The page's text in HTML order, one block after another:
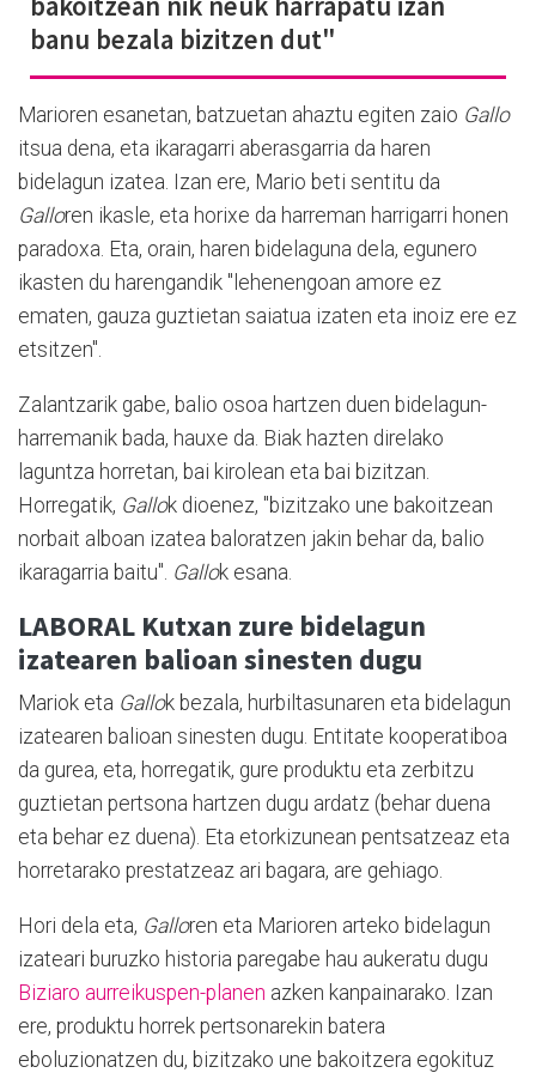
banu bezala bizitzen dut"
Marioren esanetan, batzuetan ahaztu egiten zaio Gallo
itsua dena, eta ikaragarri aberasgarria da haren
bidelagun izatea. Izan ere, Mario beti sentitu da
Galloren ikasle, eta horixe da harreman harrigarri honen
paradoxa. Eta, orain, haren bidelaguna dela, egunero
ikasten du harengandik "lehenengoan amore ez
ematen, gauza guztietan saiatua izaten eta inoiz ere ez
etsitzen".
Zalantzarik gabe, balio osoa hartzen duen bidelagun-
harremanik bada, hauxe da. Biak hazten direlako
laguntza horretan, bai kirolean eta bai bizitzan.
Horregatik, Gallok dioenez, "bizitzako une bakoitzean
norbait alboan izatea baloratzen jakin behar da, balio
ikaragarria baitu". Gallok esana.
LABORAL Kutxan zure bidelagun
izatearen balioan sinesten dugu
Mariok eta Gallok bezala, hurbiltasunaren eta bidelagun
izatearen balioan sinesten dugu. Entitate kooperatiboa
da gurea, eta, horregatik, gure produktu eta zerbitzu
guztietan pertsona hartzen dugu ardatz (behar duena
eta behar ez duena). Eta etorkizunean pentsatzeaz eta
horretarako prestatzeaz ari bagara, are gehiago.
Hori dela eta, Galloren eta Marioren arteko bidelagun
izateari buruzko historia paregabe hau aukeratu dugu
Biziaro aurreikuspen-planen azken kanpainarako. Izan
ere, produktu horrek pertsonarekin batera
eboluzionatzen du, bizitzako une bakoitzera egokituz